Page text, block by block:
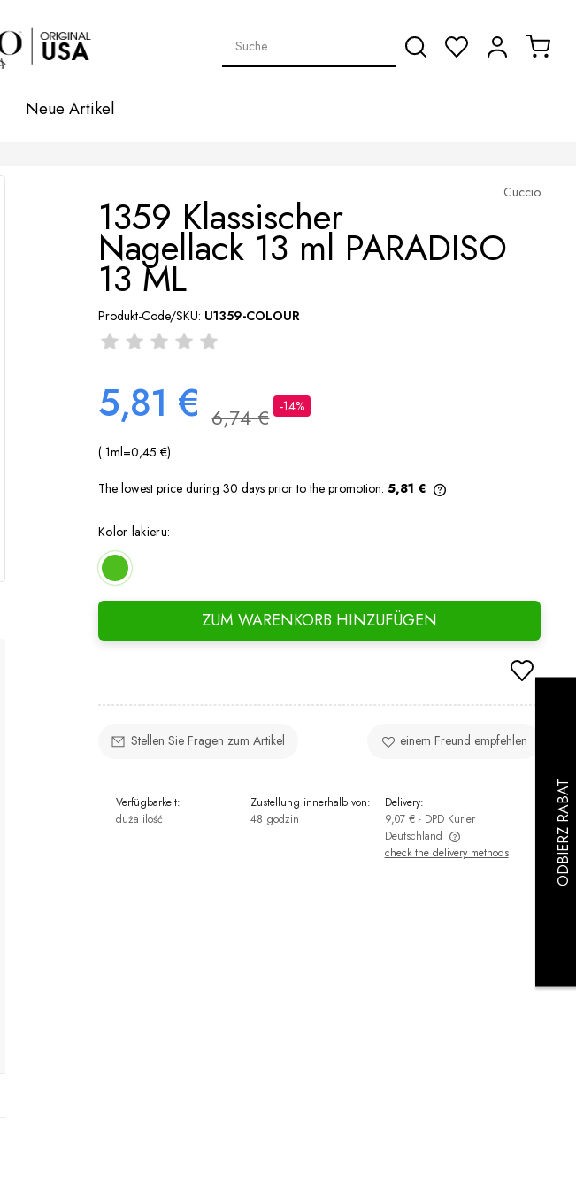
Neue Artikel
Cuccio
1359 Klassischer
Nagellack 13 ml PARADISO
13 ML
Produkt-Code/SKU: U1359-COLOUR
5,81 € 6,74 € -14%
( 1ml=0,45 €)
The lowest price during 30 days prior to the promotion: 5,81 €
Kolor lakieru:
ZUM WARENKORB HINZUFÜGEN
Stellen Sie Fragen zum Artikel einem Freund empfehlen
Verfügbarkeit:
duża ilość
Zustellung innerhalb von:
48 godzin
Delivery:
9,07 € - DPD Kurier
Deutschland
check the delivery methods